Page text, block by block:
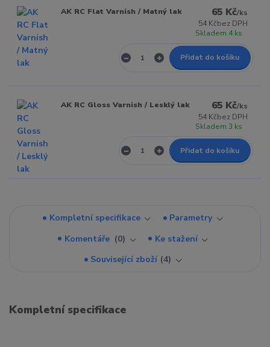
AK RC Flat Varnish / Matný lak 65 Kč/ks
54 Kčbez DPH
Skladem 4 ks
Přidat do košíku
AK RC Gloss Varnish / Lesklý lak 65 Kč/ks
54 Kčbez DPH
Skladem 3 ks
Přidat do košíku
Kompletní specifikace
Parametry
Komentáře
0
Ke stažení
Související zboží 4
Kompletní specifikace